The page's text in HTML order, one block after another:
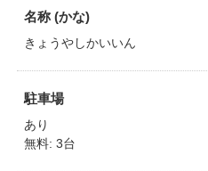
名称 (かな)
きょうやしかいいん
駐車場
あり
無料: 3台